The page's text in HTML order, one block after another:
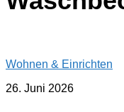
Wohnen & Einrichten
26. Juni 2026